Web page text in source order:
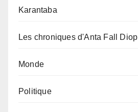
Karantaba
Les chroniques d'Anta Fall Diop
Monde
Politique